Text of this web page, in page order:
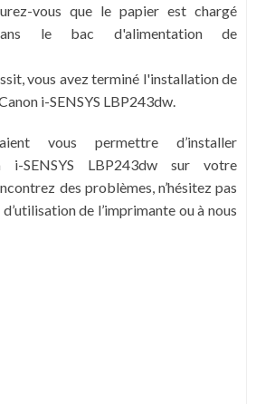
vous que le papier est chargé
le bac d'alimentation de
vous avez terminé l'installation de
i-SENSYS LBP243dw.
vous permettre d’installer
i-SENSYS LBP243dw sur votre
des problèmes, n’hésitez pas
de l’imprimante ou à nous